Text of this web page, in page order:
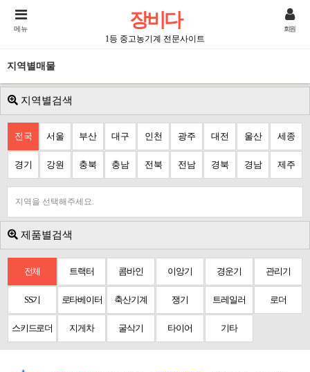
장비다
1등 중고농기계 전문사이트
메뉴 회원
지역별매물
지역별검색
전국 서울 부산 대구 인천 광주 대전 울산 세종
경기 강원 충북 충남 전북 전남 경북 경남 제주
지역을 선택해주세요.
제품별검색
전체 트랙터 콤바인 이앙기 경운기 관리기
SS기 로타베이터 축산기계 쟁기 트레일러 로더
스키드로더 지게차 굴삭기 타이어 기타